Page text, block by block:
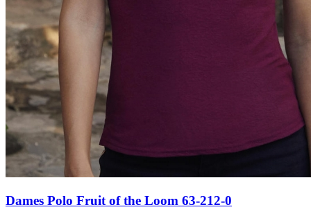
Dames Polo Fruit of the Loom 63-212-0